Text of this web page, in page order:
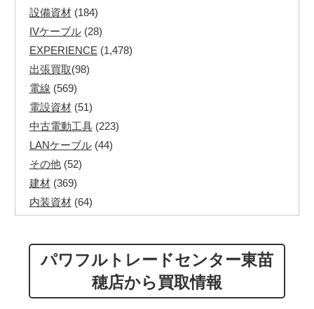
設備資材(184)
IVケーブル(28)
EXPERIENCE (1,478)
出張買取(98)
電線 (569)
電設資材(51)
中古電動工具(223)
LANケーブル(44)
その他(52)
建材(369)
内装資材(64)
その他ツール (48)
(40)
その他建築資材(113)
パワフルトレードセンター東苗
穂店から買取情報